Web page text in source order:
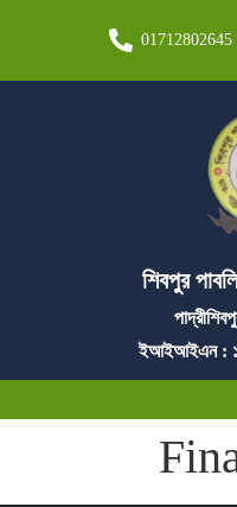
01712802645
শিবপুর
ইআইআইএন :